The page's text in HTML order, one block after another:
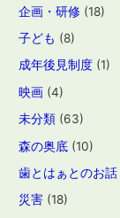
企画・研修 (18)
子ども (8)
成年後見制度 (1)
映画 (4)
未分類 (63)
森の奥底 (10)
歯とはぁとのお話
災害 (18)